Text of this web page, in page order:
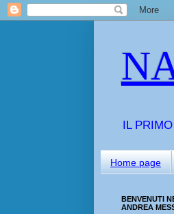
IL
Home page
BENVENUTI
ANDREA